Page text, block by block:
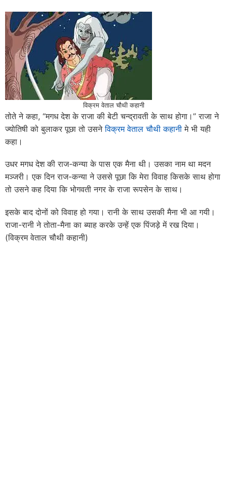
विक्रम वेताल चौथी कहानी
तोते ने कहा, “मगध देश के राजा की बेटी चन्द्रावती के साथ होगा।” राजा ने
ज्योतिषी को बुलाकर पूछा तो उसनेविक्रम वेताल चौथी कहानी मे भी यही
कहा।
उधर मगध देश की राज-कन्या के पास एक मैना थी। उसका नाम था मदन
मञ्जरी। एक दिन राज-कन्या ने उससे पूछा कि मेरा विवाह किसके साथ होगा
तो उसने कह दिया कि भोगवती नगर के राजा रूपसेन के साथ।
इसके बाद दोनों को विवाह हो गया। रानी के साथ उसकी मैना भी आ गयी।
राजा-रानी ने तोता-मैना का ब्याह करके उन्हें एक पिंजड़े में रख दिया।
(विक्रम वेताल चौथी कहानी)